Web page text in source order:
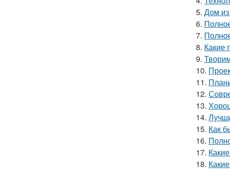
5. Дом
6.
7.
8. Какие
9.
10.
11.
12.
13.
14.
15. Как
16.
17.
18.